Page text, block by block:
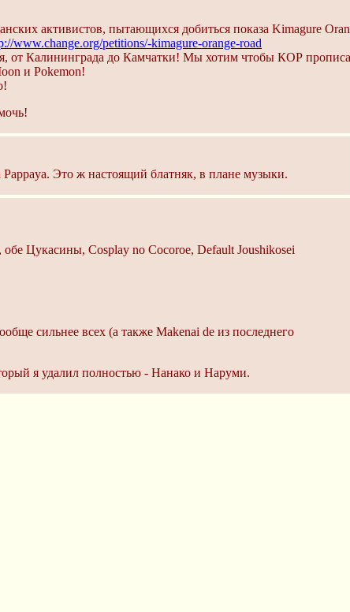
активистов, пытающихся добиться показа Kimagure
www.change.org/petitions/-kimagure-orange-road
от Калининграда до Камчатки! Мы хотим чтобы КОР
и Pokemon!
Это ж настоящий блатняк, в плане музыки.
Цукасины, Cosplay no Cocoroe, Default Joushikosei
сильнее всех (а также Makenai de из последнего
я удалил полностью - Нанако и Наруми.